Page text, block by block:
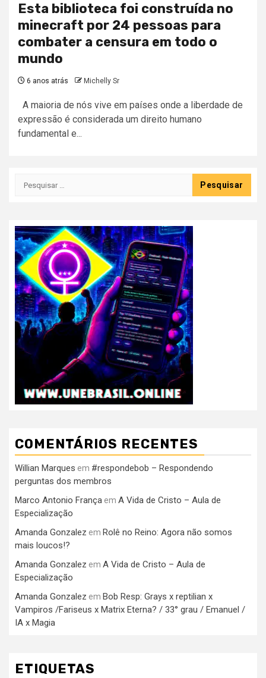
Esta biblioteca foi construída no
minecraft por 24 pessoas para
combater a censura em todo o
mundo
6 anos atrás Michelly Sr
A maioria de nós vive em países onde a liberdade de
expressão é considerada um direito humano
fundamental e...
Pesquisar
COMENTÁRIOS RECENTES
Willian Marques em #respondebob – Respondendo
perguntas dos membros
Marco Antonio França em A Vida de Cristo – Aula de
Especialização
Amanda Gonzalez em Rolê no Reino: Agora não somos
mais loucos!?
Amanda Gonzalez em A Vida de Cristo – Aula de
Especialização
Amanda Gonzalez em Bob Resp: Grays x reptilian x
Vampiros /Fariseus x Matrix Eterna? / 33° grau / Emanuel /
IA x Magia
ETIQUETAS